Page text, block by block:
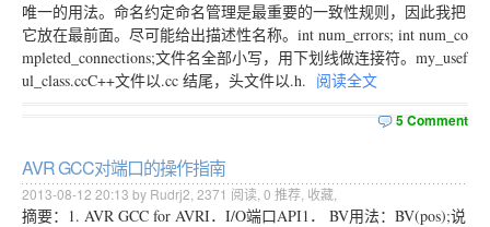
唯一的用法。命名约定命名管理是最重要的一致性规则，因此我把
它放在最前面。尽可能给出描述性名称。int num_errors; int num_co
mpleted_connections;文件名全部小写，用下划线做连接符。my_usef
ul_class.ccC++文件以.cc 结尾，头文件以.h. 阅读全文
5 Comment
AVR GCC对端口的操作指南
2013-08-12 20:13 by Rudrj2, 2371 阅读, 0 推荐, 收藏
摘要：1. AVR GCC for AVRI．I/O端口API1． BV用法：BV(pos);说